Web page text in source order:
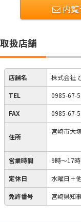
内覧
取扱店舗
店舗名 株式会社
TEL 0985-67-
FAX 0985-67-
住所
宮崎市大
営業時間 9時～17
定休日 水曜日＋
免許番号 宮崎県知